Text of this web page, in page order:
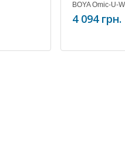
BOYA Omic-U-
2.4Ghz
for Type-C
4 094 грн.